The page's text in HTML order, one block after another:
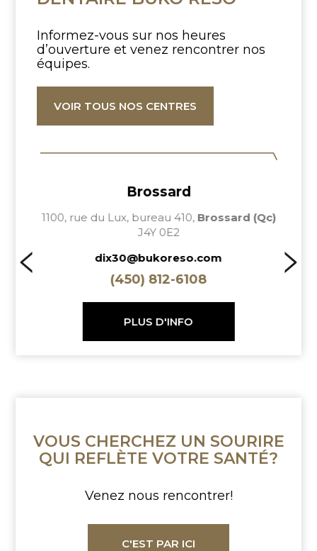
Informez-vous sur nos heures
d’ouverture et venez rencontrer nos
équipes.
VOIR TOUS NOS CENTRES
Brossard
1100, rue du Lux, bureau 410, Brossard (Qc)
J4Y 0E2
dix30@bukoreso.com
(450) 812-6108
PLUS D'INFO
VOUS CHERCHEZ UN SOURIRE
QUI REFLÈTE VOTRE SANTÉ?
Venez nous rencontrer!
C'EST PAR ICI